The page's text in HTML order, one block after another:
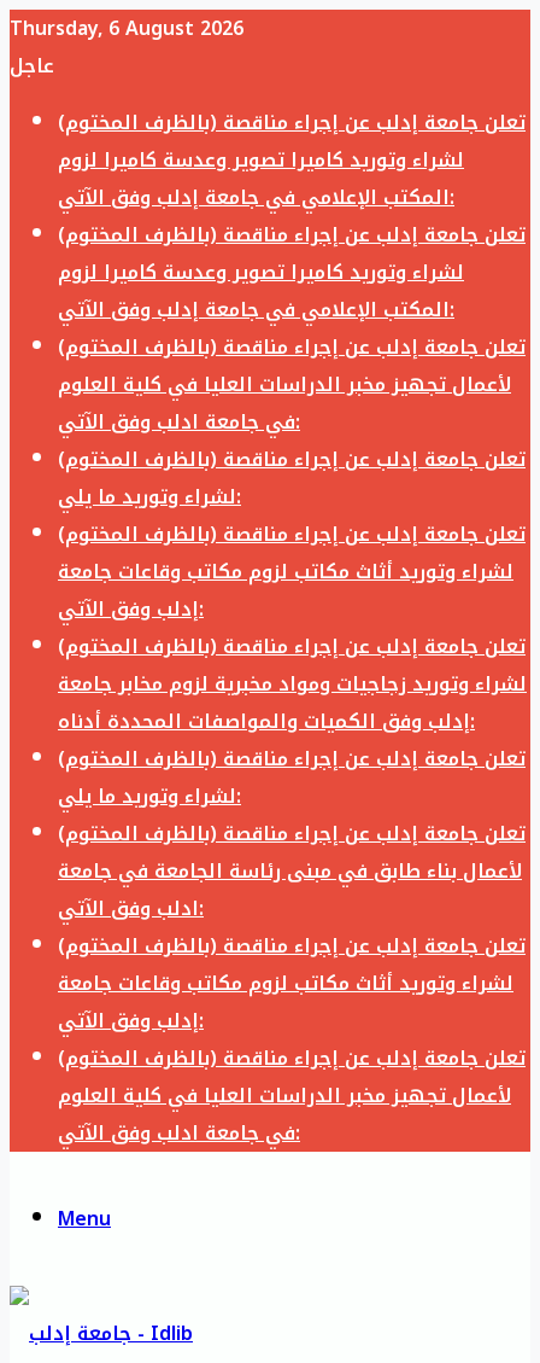
Thursday, 6 August 2026
عاجل
تعلن جامعة إدلب عن إجراء مناقصة (بالظرف المختوم)
لشراء وتوريد كاميرا تصوير وعدسة كاميرا لزوم
المكتب الإعلامي في جامعة إدلب وفق الآتي:
تعلن جامعة إدلب عن إجراء مناقصة (بالظرف المختوم)
لشراء وتوريد كاميرا تصوير وعدسة كاميرا لزوم
المكتب الإعلامي في جامعة إدلب وفق الآتي:
تعلن جامعة إدلب عن إجراء مناقصة (بالظرف المختوم)
لأعمال تجهيز مخبر الدراسات العليا في كلية العلوم
في جامعة ادلب وفق الآتي:
تعلن جامعة إدلب عن إجراء مناقصة (بالظرف المختوم)
لشراء وتوريد ما يلي:
تعلن جامعة إدلب عن إجراء مناقصة (بالظرف المختوم)
لشراء وتوريد أثاث مكاتب لزوم مكاتب وقاعات جامعة
إدلب وفق الآتي:
تعلن جامعة إدلب عن إجراء مناقصة (بالظرف المختوم)
لشراء وتوريد زجاجيات ومواد مخبرية لزوم مخابر جامعة
إدلب وفق الكميات والمواصفات المحددة أدناه:
تعلن جامعة إدلب عن إجراء مناقصة (بالظرف المختوم)
لشراء وتوريد ما يلي:
تعلن جامعة إدلب عن إجراء مناقصة (بالظرف المختوم)
لأعمال بناء طابق في مبنى رئاسة الجامعة في جامعة
ادلب وفق الآتي:
تعلن جامعة إدلب عن إجراء مناقصة (بالظرف المختوم)
لشراء وتوريد أثاث مكاتب لزوم مكاتب وقاعات جامعة
إدلب وفق الآتي:
تعلن جامعة إدلب عن إجراء مناقصة (بالظرف المختوم)
لأعمال تجهيز مخبر الدراسات العليا في كلية العلوم
في جامعة ادلب وفق الآتي:
Menu